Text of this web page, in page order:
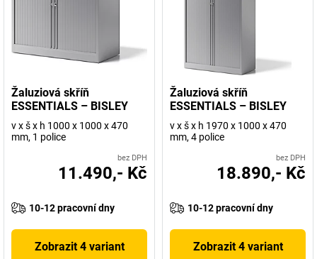
Žaluziová skříň
ESSENTIALS – BISLEY
v x š x h 1000 x 1000 x 470
mm, 1 police
bez DPH
11.490,- Kč
10-12 pracovní dny
Zobrazit 4 variant
Žaluziová skříň
ESSENTIALS – BISLEY
v x š x h 1970 x 1000 x 470
mm, 4 police
bez DPH
18.890,- Kč
10-12 pracovní dny
Zobrazit 4 variant